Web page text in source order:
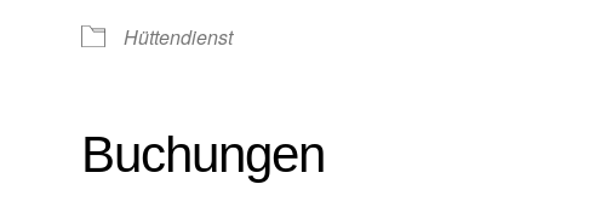
Hüttendienst
Buchungen